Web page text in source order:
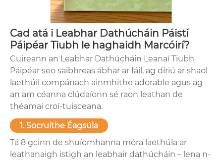
Cad atá i Leabhar Dathúcháin Páistí
Páipéar Tiubh le haghaidh Marcóirí?
Cuireann an Leabhar Dathúcháin Leanaí Tiubh
Páipéar seo saibhreas ábhar ar fáil, ag díriú ar shaol
laethúil compánach ainmhithe adorable agus ag
an am céanna clúdaíonn sé raon leathan de
théamaí croí-tuisceana.
1. Socruithe Éagsúla
Tá 8 gcinn de shuíomhanna móra laethúla ar
leathanaigh istigh an leabhair dathúcháin – lena n-